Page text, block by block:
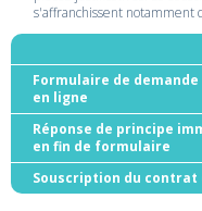
s'affranchissent notamment
Formulaire de
en ligne
Réponse de principe
en fin de formulaire
Souscription du contrat